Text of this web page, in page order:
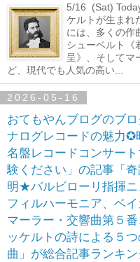
5/16 (Sat)
ケルトが生まれ
には、多くの作
シューベルト《
呈》、そしてマ
ど、現代でも人気の高い...
2026-05-16
おてもやんブログのブ
ナログレコードの魅力✪
名盤レコードコンサー
験ください」の記事「
明★バルビローリ指揮ニ
フィルハーモニア、ベ
マーラー・交響曲第５番
ッケルトの詩による５
曲」が総合記事ランキ